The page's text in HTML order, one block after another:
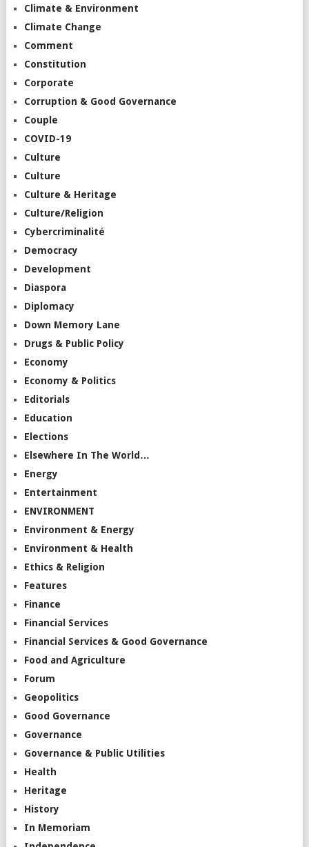
Climate & Environment
Climate Change
Comment
Constitution
Corporate
Corruption & Good Governance
Couple
COVID-19
Culture
Culture
Culture & Heritage
Culture/Religion
Cybercriminalité
Democracy
Development
Diaspora
Diplomacy
Down Memory Lane
Drugs & Public Policy
Economy
Economy & Politics
Editorials
Education
Elections
Elsewhere In The World…
Energy
Entertainment
ENVIRONMENT
Environment & Energy
Environment & Health
Ethics & Religion
Features
Finance
Financial Services
Financial Services & Good Governance
Food and Agriculture
Forum
Geopolitics
Good Governance
Governance
Governance & Public Utilities
Health
Heritage
History
In Memoriam